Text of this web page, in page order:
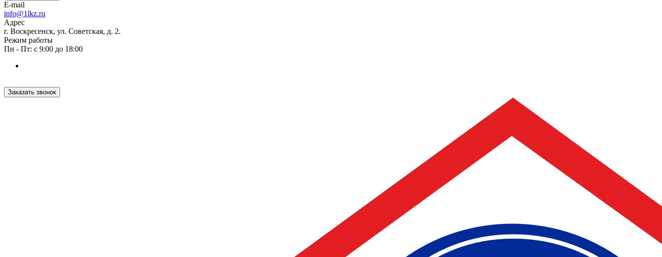
E-mail
info@1lkz.ru
Адрес
г. Воскресенск, ул. Советская, д. 2.
Режим работы
Пн - Пт: с 9:00 до 18:00
Заказать звонок